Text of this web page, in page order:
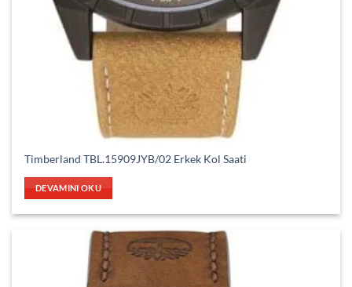
Timberland TBL.15909JYB/02 Erkek Kol Saati
DEVAMINI OKU